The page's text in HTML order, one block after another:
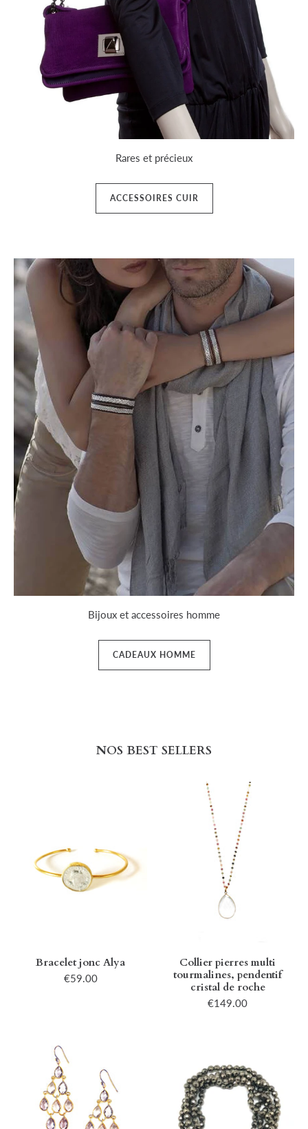
Rares et précieux
ACCESSOIRES CUIR
Bijoux et accessoires homme
CADEAUX HOMME
NOS BEST SELLERS
Bracelet jonc Alya
€59.00
Collier pierres multi
tourmalines, pendentif
cristal de roche
€149.00